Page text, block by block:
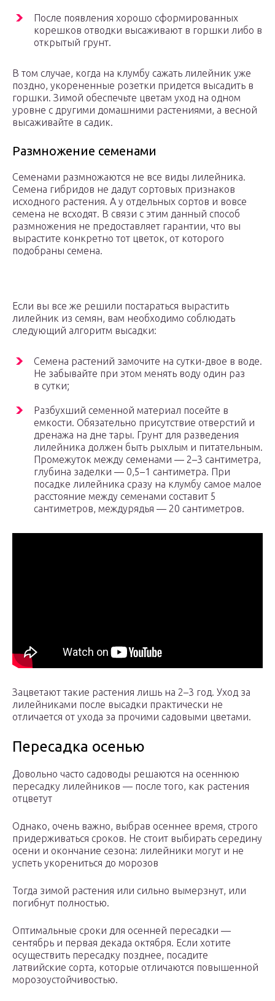
После появления хорошо сформированных
корешков отводки высаживают в горшки либо в
открытый грунт.
В том случае, когда на клумбу сажать лилейник уже
поздно, укорененные розетки придется высадить в
горшки. Зимой обеспечьте цветам уход на одном
уровне с другими домашними растениями, а весной
высаживайте в садик.
Размножение семенами
Семенами размножаются не все виды лилейника.
Семена гибридов не дадут сортовых признаков
исходного растения. А у отдельных сортов и вовсе
семена не всходят. В связи с этим данный способ
размножения не предоставляет гарантии, что вы
вырастите конкретно тот цветок, от которого
подобраны семена.
Если вы все же решили постараться вырастить
лилейник из семян, вам необходимо соблюдать
следующий алгоритм высадки:
Семена растений замочите на сутки-двое в воде.
Не забывайте при этом менять воду один раз
в сутки;
Разбухший семенной материал посейте в
емкости. Обязательно присутствие отверстий и
дренажа на дне тары. Грунт для разведения
лилейника должен быть рыхлым и питательным.
Промежуток между семенами — 2–3 сантиметра,
глубина заделки — 0,5–1 сантиметра. При
посадке лилейника сразу на клумбу самое малое
расстояние между семенами составит 5
сантиметров, междурядья — 20 сантиметров.
Зацветают такие растения лишь на 2–3 год. Уход за
лилейниками после высадки практически не
отличается от ухода за прочими садовыми цветами.
Пересадка осенью
Довольно часто садоводы решаются на осеннюю
пересадку лилейников — после того, как растения
отцветут
Однако, очень важно, выбрав осеннее время, строго
придерживаться сроков. Не стоит выбирать середину
осени и окончание сезона: лилейники могут и не
успеть укорениться до морозов
Тогда зимой растения или сильно вымерзнут, или
погибнут полностью.
Оптимальные сроки для осенней пересадки —
сентябрь и первая декада октября. Если хотите
осуществить пересадку позднее, посадите
латвийские сорта, которые отличаются повышенной
морозоустойчивостью.